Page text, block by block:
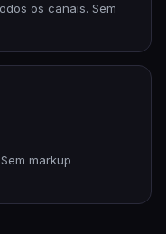
os canais. Sem
markup